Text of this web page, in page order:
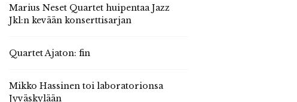
Marius Neset Quartet huipentaa Jazz
Jkl:n kevään konserttisarjan
Quartet Ajaton: fin
Mikko Hassinen toi laboratorionsa
Jyväskylään